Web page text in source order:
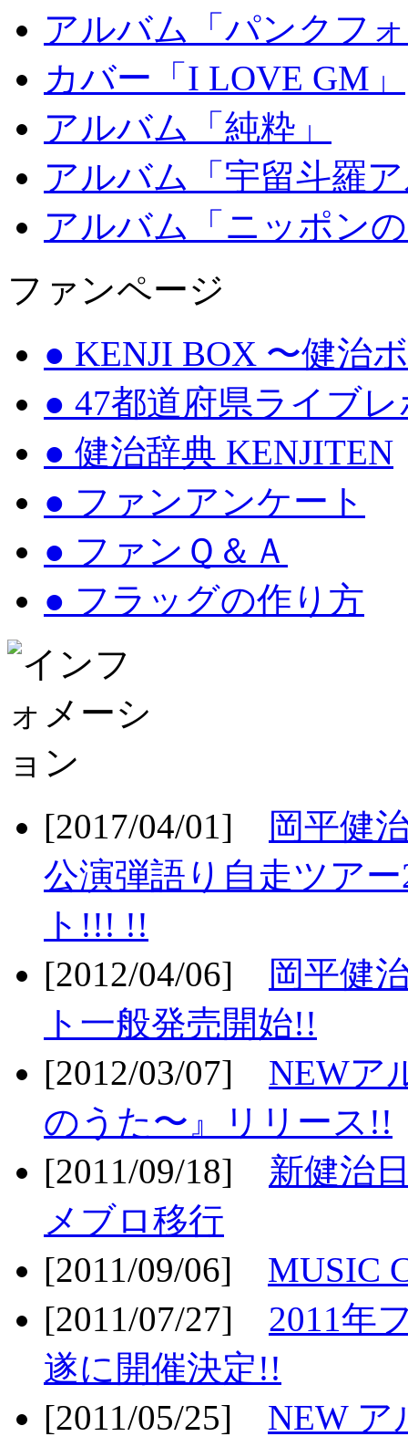
アルバム「パンクフ
カバー「I LOVE GM」
アルバム「純粋」
アルバム「宇留斗羅
アルバム「ニッポン
ファンページ
● KENJI BOX 〜健治
● 47都道府県ライブ
● 健治辞典 KENJITEN
● ファンアンケート
● ファンＱ＆Ａ
● フラッグの作り方
[2017/04/01]
岡平健
公演弾語り自走ツア
ト!!! !!
[2012/04/06]
岡平健
ト一般発売開始!!
[2012/03/07] NEWア
のうた〜』リリース!!
[2011/09/18] 新健治
メブロ移行
[2011/09/06] MUSIC
[2011/07/27] 2011年
遂に開催決定!!
[2011/05/25] NEW